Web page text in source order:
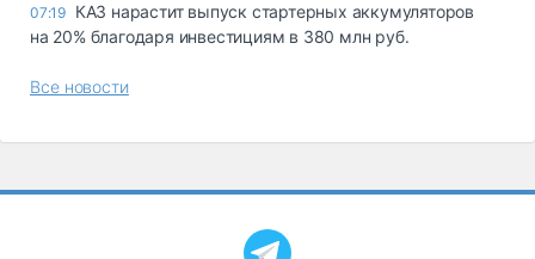
07:19 КАЗ нарастит выпуск стартерных аккумуляторов
на 20% благодаря инвестициям в 380 млн руб.
Все новости